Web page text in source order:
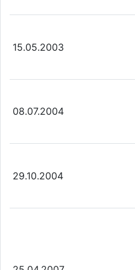
15.05.2003
08.07.2004
29.10.2004